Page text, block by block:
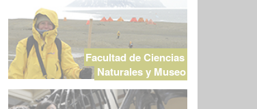
Facultad de Ciencias
Naturales y Museo